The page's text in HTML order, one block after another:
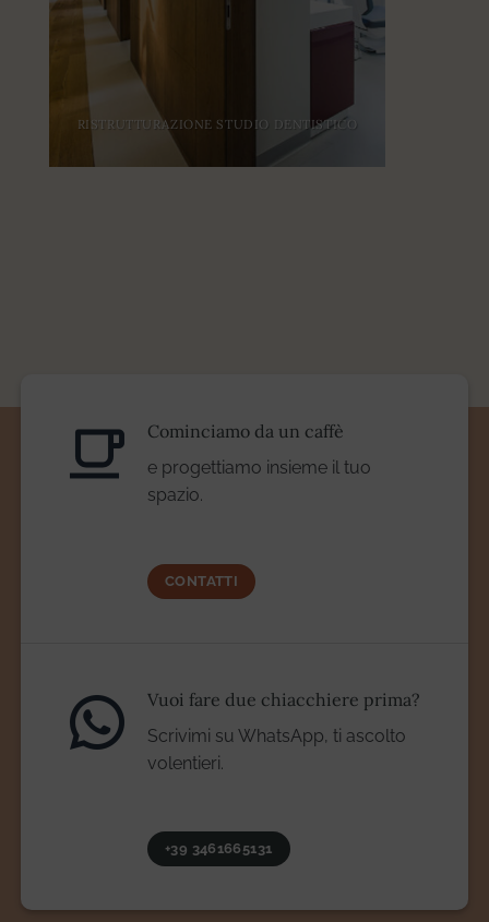
RISTRUTTURAZIONE STUDIO DENTISTICO
Cominciamo da un caffè
e progettiamo insieme il tuo
spazio.
CONTATTI
Vuoi fare due chiacchiere prima?
Scrivimi su WhatsApp, ti ascolto
volentieri.
+39 3461665131